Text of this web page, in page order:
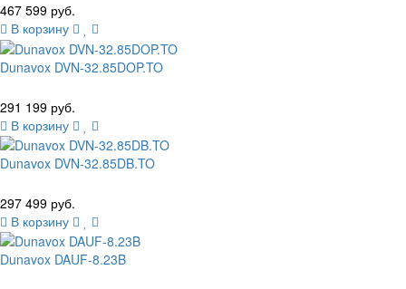
467 599 руб.
В корзину
Dunavox DVN-32.85DOP.TO
291 199 руб.
В корзину
Dunavox DVN-32.85DB.TO
297 499 руб.
В корзину
Dunavox DAUF-8.23B